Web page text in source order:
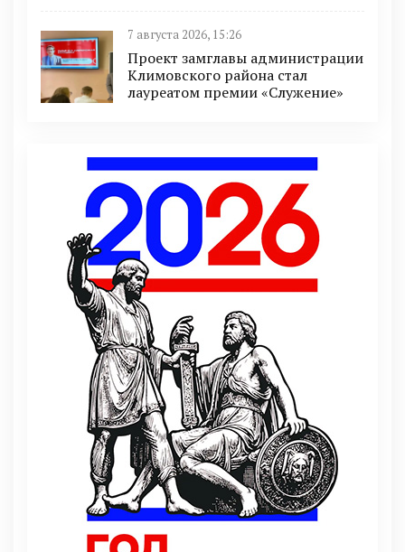
7 августа 2026, 15:26
Проект замглавы администрации
Климовского района стал
лауреатом премии «Служение»